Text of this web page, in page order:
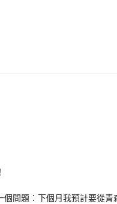
個問題：下個月我預計要從